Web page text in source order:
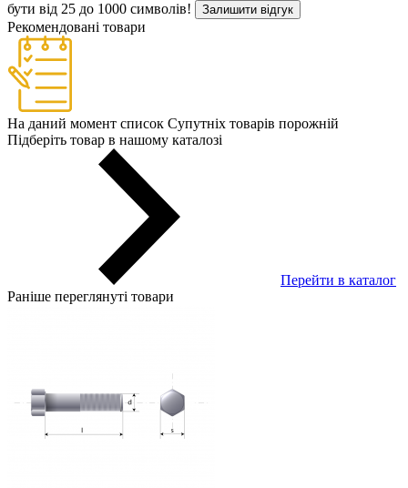
бути від 25 до 1000 символів! Залишити відгук
Рекомендовані товари
На даний момент список Супутніх товарів порожній
Підберіть товар в нашому каталозі
Перейти в каталог
Раніше переглянуті товари